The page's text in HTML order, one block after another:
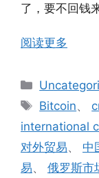
了，要不回钱
阅读更多
分
类
标
签
Bitcoin、
international
对外贸易、 中
易、 俄罗斯市